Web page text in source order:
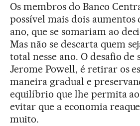
Os membros do Banco
possível mais dois aumentos
ano, que se somariam ao
Mas não se descarta quem
total nesse ano. O desafio de
Jerome Powell, é retirar os
maneira gradual e
equilíbrio que lhe permita
evitar que a economia
muito.